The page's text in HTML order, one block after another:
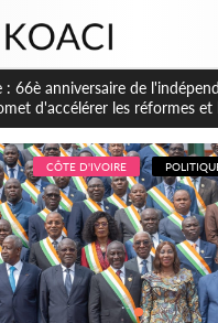
À Abidjan, Amadou Oury Bah
s'en inspirer pour accélérer le
CÔTE D'IVOIRE